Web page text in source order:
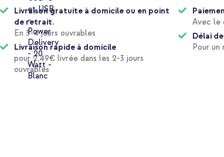
Livraison gratuite à domicile ou en point
de retrait.
En 3-4 jours ouvrables
Livraison rapide à domicile
pour 2,49€ livrée dans les 2-3 jours
ouvrables
Avec le
Délai
Pour un